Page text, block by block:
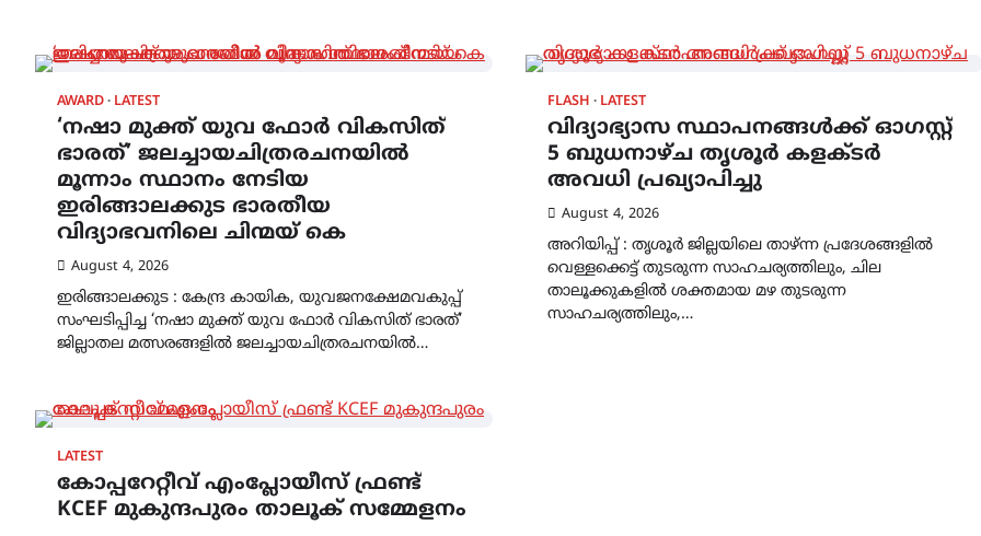
AWARD LATEST
‘നഷാ മുക്ത് യുവ ഫോർ വികസിത്
ഭാരത്’ ജലച്ചായചിത്രരചനയിൽ
മൂന്നാം സ്ഥാനം നേടിയ
ഇരിങ്ങാലക്കുട ഭാരതീയ
വിദ്യാഭവനിലെ ചിന്മയ് കെ
August 4, 2026
ഇരിങ്ങാലക്കുട : കേന്ദ്ര കായിക, യുവജനക്ഷേമവകുപ്പ്
സംഘടിപ്പിച്ച ‘നഷാ മുക്ത് യുവ ഫോർ വികസിത് ഭാരത്’
ജില്ലാതല മത്സരങ്ങളിൽ ജലച്ചായചിത്രരചനയിൽ…
FLASH LATEST
വിദ്യാഭ്യാസ സ്ഥാപനങ്ങള്‍ക്ക് ഓഗസ്റ്റ്
5 ബുധനാഴ്ച തൃശൂർ കളക്ടർ
അവധി പ്രഖ്യാപിച്ചു
August 4, 2026
അറിയിപ്പ് : തൃശൂർ ജില്ലയിലെ താഴ്ന്ന പ്രദേശങ്ങളിൽ
വെള്ളക്കെട്ട് തുടരുന്ന സാഹചര്യത്തിലും, ചില
താലൂക്കുകളിൽ ശക്തമായ മഴ തുടരുന്ന
സാഹചര്യത്തിലും,…
LATEST
കോപ്പറേറ്റീവ് എംപ്ലോയീസ് ഫ്രണ്ട്
KCEF മുകുന്ദപുരം താലൂക് സമ്മേളനം